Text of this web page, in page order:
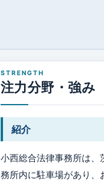
注力分野・強み
紹介
小西総合法律事務所は
務所内に駐車場があり、